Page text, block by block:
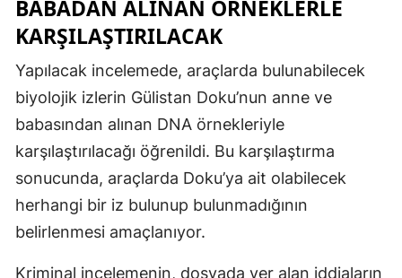
BABADAN ALINAN ÖRNEKLERLE
KARŞILAŞTIRILACAK
Yapılacak incelemede, araçlarda bulunabilecek
biyolojik izlerin Gülistan Doku’nun anne ve
babasından alınan DNA örnekleriyle
karşılaştırılacağı öğrenildi. Bu karşılaştırma
sonucunda, araçlarda Doku’ya ait olabilecek
herhangi bir iz bulunup bulunmadığının
belirlenmesi amaçlanıyor.
Kriminal incelemenin, dosyada yer alan iddiaların